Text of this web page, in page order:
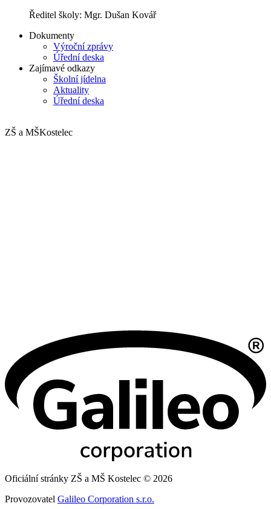
Ředitel školy: Mgr. Dušan Kovář
Dokumenty
Výroční zprávy
Úřední deska
Zajímavé odkazy
Školní jídelna
Aktuality
Úřední deska
ZŠ a MŠKostelec
Oficiální stránky ZŠ a MŠ Kostelec © 2026
Provozovatel Galileo Corporation s.r.o.